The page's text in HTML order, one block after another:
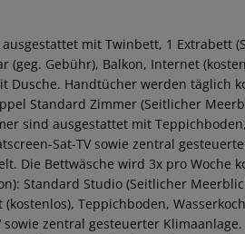
mit Twinbett, 1 Extrabett
(geg. Gebühr), Balkon, Internet
Dusche. Handtücher werden täglich
Standard Zimmer (Seitlicher
sind ausgestattet mit
Sat-TV sowie zentral
Die Bettwäsche wird 3x pro Woche
Standard Studio (Seitlicher
Teppichboden,
zentral gesteuerter